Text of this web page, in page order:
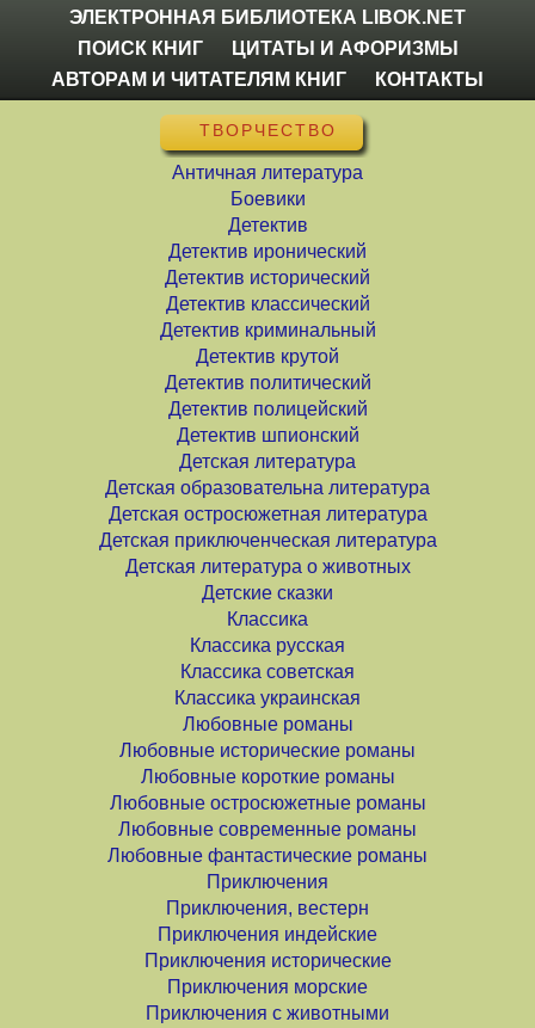
ЭЛЕКТРОННАЯ БИБЛИОТЕКА LIBOK.NET
ПОИСК КНИГ
ЦИТАТЫ И АФОРИЗМЫ
АВТОРАМ И ЧИТАТЕЛЯМ КНИГ
КОНТАКТЫ
ТВОРЧЕСТВО
Античная литература
Боевики
Детектив
Детектив иронический
Детектив исторический
Детектив классический
Детектив криминальный
Детектив крутой
Детектив политический
Детектив полицейский
Детектив шпионский
Детская литература
Детская образовательна литература
Детская остросюжетная литература
Детская приключенческая литература
Детская литература о животных
Детские сказки
Классика
Классика русская
Классика советская
Классика украинская
Любовные романы
Любовные исторические романы
Любовные короткие романы
Любовные остросюжетные романы
Любовные современные романы
Любовные фантастические романы
Приключения
Приключения, вестерн
Приключения индейские
Приключения исторические
Приключения морские
Приключения с животными